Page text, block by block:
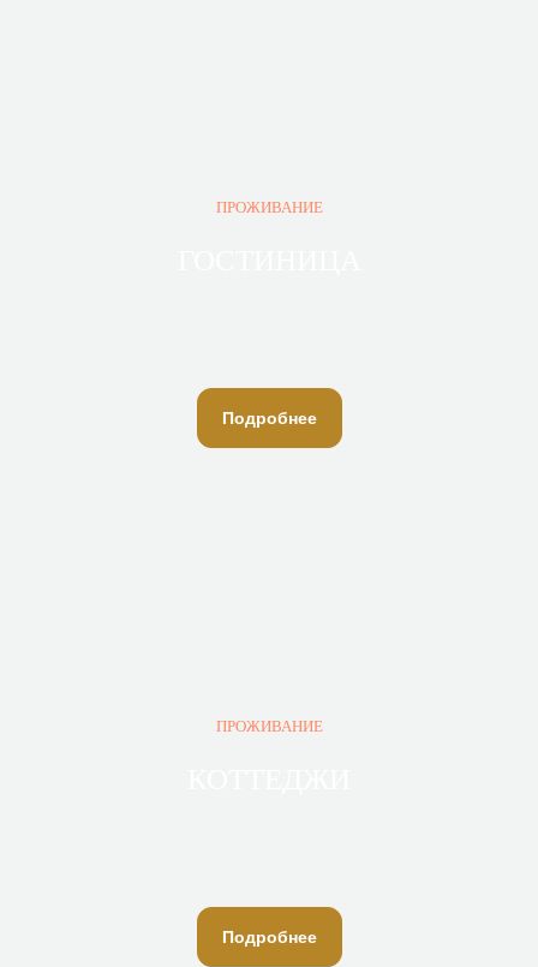
ПРОЖИВАНИЕ
Подробнее
ПРОЖИВАНИЕ
Подробнее